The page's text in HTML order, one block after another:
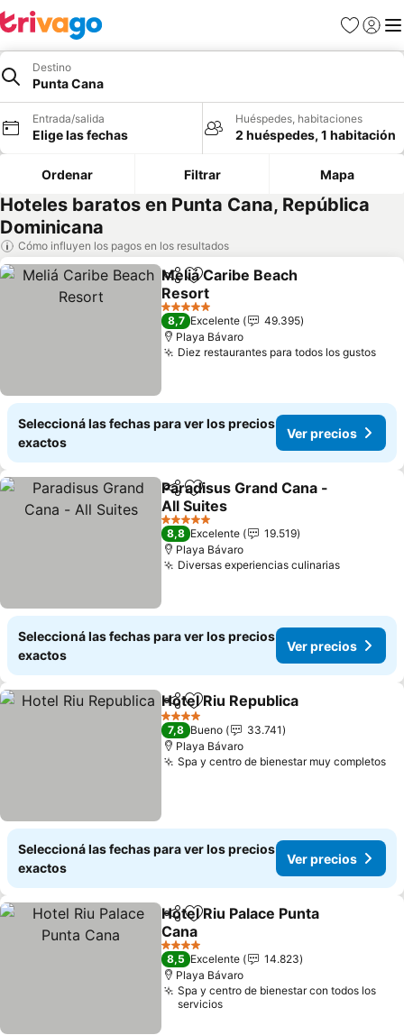
Favoritos
Iniciar
Destino
Punta Cana
Entrada/salida
Elige las fechas
Huéspedes, habitaciones
2 huéspedes, 1 habitación
Ordenar Filtrar Mapa
Hoteles baratos en Punta Cana, República
Dominicana
Cómo influyen los pagos en los resultados
CompartirAñadir a favoritos
Meliá Caribe Beach
Resort
5 Estrellas
8,7 Excelente
49.395
Playa Bávaro
Diez restaurantes para todos los gustos
Seleccioná las fechas para ver los precios
exactos
Ver precios
CompartirAñadir a favoritos
Paradisus Grand Cana -
All Suites
5 Estrellas
8,8 Excelente
19.519
Playa Bávaro
Diversas experiencias culinarias
Seleccioná las fechas para ver los precios
exactos
Ver precios
CompartirAñadir a favoritos
Hotel Riu Republica
4 Estrellas
7,8 Bueno
33.741
Playa Bávaro
Spa y centro de bienestar muy completos
Seleccioná las fechas para ver los precios
exactos
Ver precios
CompartirAñadir a favoritos
Hotel Riu Palace Punta
Cana
4 Estrellas
8,5 Excelente
14.823
Playa Bávaro
Spa y centro de bienestar con todos los
servicios